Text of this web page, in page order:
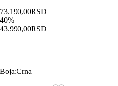
73.190,00RSD
40%
43.990,00RSD
Boja:Crna